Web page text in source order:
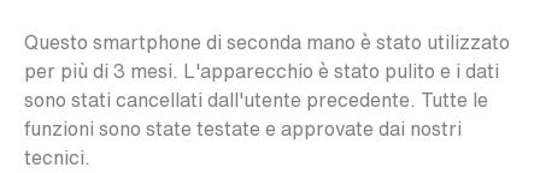
Questo smartphone di seconda mano è stato utilizzato
per più di 3 mesi. L'apparecchio è stato pulito e i dati
sono stati cancellati dall'utente precedente. Tutte le
funzioni sono state testate e approvate dai nostri
tecnici.